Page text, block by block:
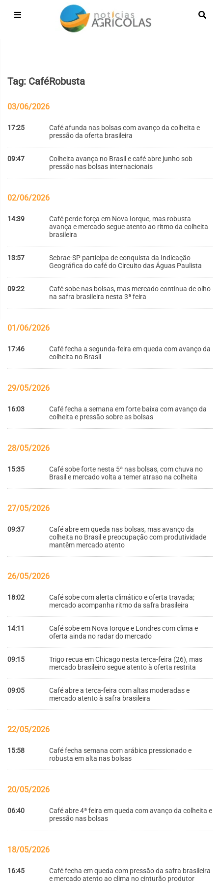
Tag: CaféRobusta
03/06/2026
17:25
Café afunda nas bolsas com avanço da colheita e
pressão da oferta brasileira
09:47
Colheita avança no Brasil e café abre junho sob
pressão nas bolsas internacionais
02/06/2026
14:39
Café perde força em Nova Iorque, mas robusta
avança e mercado segue atento ao ritmo da colheita
brasileira
13:57
Sebrae-SP participa de conquista da Indicação
Geográfica do café do Circuito das Águas Paulista
09:22
Café sobe nas bolsas, mas mercado continua de olho
na safra brasileira nesta 3ª feira
01/06/2026
17:46
Café fecha a segunda-feira em queda com avanço da
colheita no Brasil
29/05/2026
16:03
Café fecha a semana em forte baixa com avanço da
colheita e pressão sobre as bolsas
28/05/2026
15:35
Café sobe forte nesta 5ª nas bolsas, com chuva no
Brasil e mercado volta a temer atraso na colheita
27/05/2026
09:37
Café abre em queda nas bolsas, mas avanço da
colheita no Brasil e preocupação com produtividade
mantêm mercado atento
26/05/2026
18:02
Café sobe com alerta climático e oferta travada;
mercado acompanha ritmo da safra brasileira
14:11
Café sobe em Nova Iorque e Londres com clima e
oferta ainda no radar do mercado
09:15
Trigo recua em Chicago nesta terça-feira (26), mas
mercado brasileiro segue atento à oferta restrita
09:05
Café abre a terça-feira com altas moderadas e
mercado atento à safra brasileira
22/05/2026
15:58
Café fecha semana com arábica pressionado e
robusta em alta nas bolsas
20/05/2026
06:40
Café abre 4ª feira em queda com avanço da colheita e
pressão nas bolsas
18/05/2026
16:45
Café fecha em queda com pressão da safra brasileira
e mercado atento ao clima no cinturão produtor